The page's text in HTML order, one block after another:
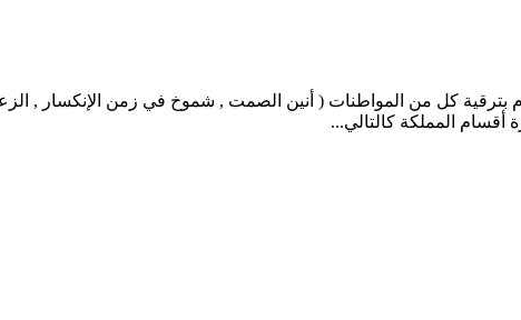
مرسوم ملكي صادر من ملك مملكة شموخ الإبداع رقم 003/أ بتاريخ 13-8-1432 هـ 14-يوليو-2011 م بترقية كل من المواطنات ( أنين الصمت ,
أقسام المملكة كالتالي...